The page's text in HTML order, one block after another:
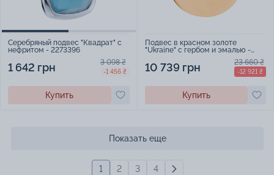
Серебряный подвес "Квадрат" с
нефритом - 2273396
1 642 грн 3 098 ₴
-1 456 ₴
Купить
Подвес в красном золоте
"Ukraine" с гербом и эмалью -
10 739 грн 23 660 ₴
-12 921 ₴
Купить
Показать еще
1 2 3 4